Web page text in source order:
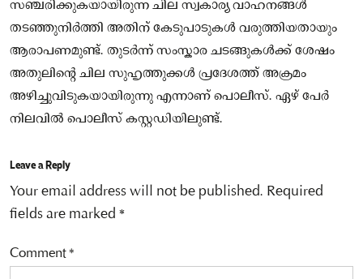
സഞ്ചരിക്കുകയായിരുന്ന ചില സ്വകാര്യ വാഹനങ്ങൾ
തടഞ്ഞുനിർത്തി അതിന് കേടുപാടുകൾ വരുത്തിയതായും
ആരാപണമുണ്ട്. തുടർന്ന് സംസ്കാര ചടങ്ങുകൾക്ക് ശേഷം
അതുലിന്റെ ചില സുഹൃത്തുക്കൾ പ്രദേശത്ത് അക്രമം
അഴിച്ചുവിടുകയായിരുന്നു എന്നാണ് പൊലീസ്. ഏഴ് പേർ
നിലവിൽ പൊലീസ് കസ്റ്റഡിയിലുണ്ട്.
Leave a Reply
Your email address will not be published. Required
fields are marked *
Comment*